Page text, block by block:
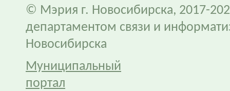
© Мэрия г. Новосибирска, 2017-
департаментом связи и
Новосибирска
Муниципальный
портал